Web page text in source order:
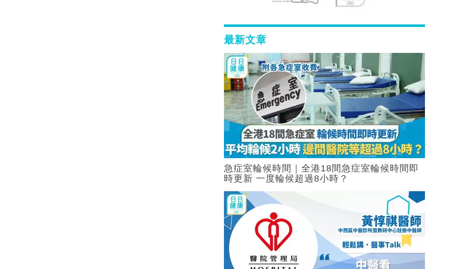
最新文章
急症室輪候時間｜全港18間急症室輪候時間即
時更新 一度輪候超過8小時？